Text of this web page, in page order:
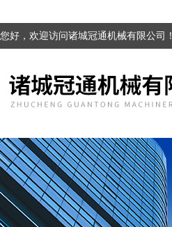
您好，欢迎访问诸城冠通机械有限公司！